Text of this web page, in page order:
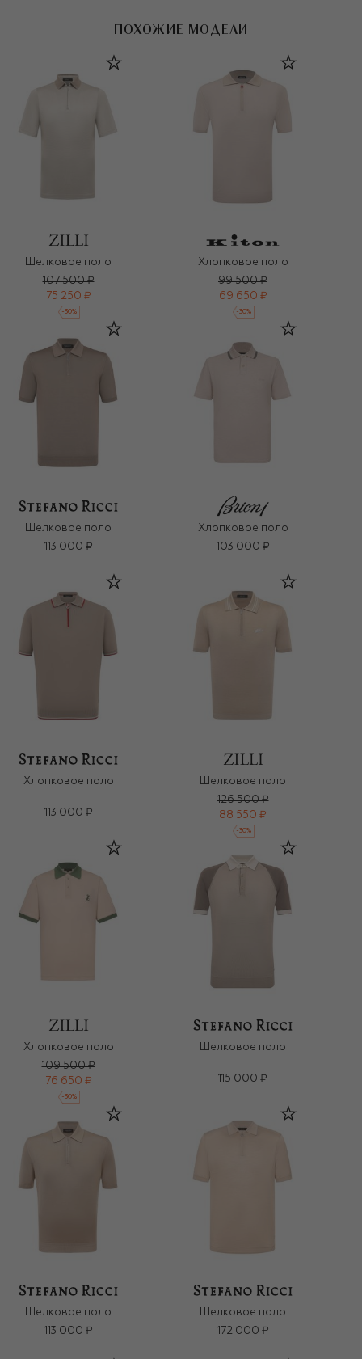
ПОХОЖИЕ МОДЕЛИ
Шелковое поло
107 500 ₽
75 250 ₽
-30%
Хлопковое поло
99 500 ₽
69 650 ₽
-30%
Шелковое поло
113 000 ₽
Хлопковое поло
103 000 ₽
Хлопковое поло
113 000 ₽
Шелковое поло
126 500 ₽
88 550 ₽
-30%
Хлопковое поло
109 500 ₽
76 650 ₽
-30%
Шелковое поло
115 000 ₽
Шелковое поло
113 000 ₽
Шелковое поло
172 000 ₽